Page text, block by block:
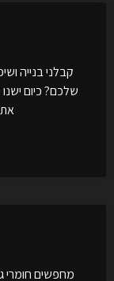
קבלני בנייה
שלכם? כיום
מחפשים חומרי